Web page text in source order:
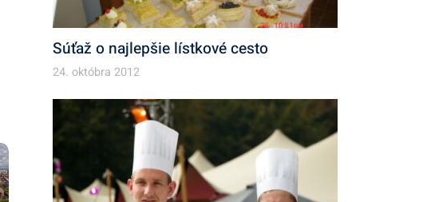
Súťaž o najlepšie lístkové cesto
24. októbra 2012